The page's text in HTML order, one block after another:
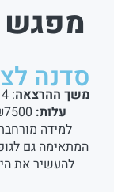
מפגש
סדנה
משך ההרצאה: 4 שעות
עלות:
למידה
המתאימה גם
להעשיר את